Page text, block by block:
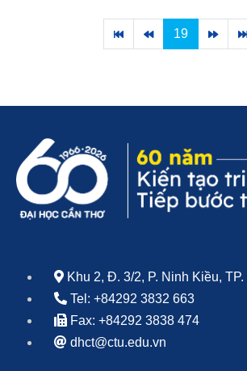
19
Khu 2, Đ. 3/2, P. Ninh Kiều,
Tel: +84292 3832 663
Fax: +84292 3838 474
dhct@ctu.edu.vn